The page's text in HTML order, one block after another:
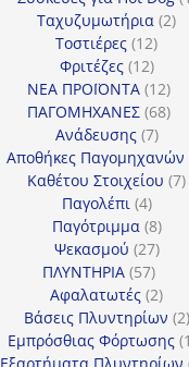
Ταχυζυμωτήρια 22
Τοστιέρες 1212
Φριτέζες 1212
ΝΕΑ ΠΡΟΪΟΝΤΑ 1212
ΠΑΓΟΜΗΧΑΝΕΣ 6868
Ανάδευσης 77
Αποθήκες Παγομηχανών
Καθέτου Στοιχείου 77
Παγολέπι 44
Παγότριμμα 88
Ψεκασμού 2727
ΠΛΥΝΤΗΡΙΑ 5757
Αφαλατωτές 22
Βάσεις Πλυντηρίων 22
Εμπρόσθιας Φόρτωσης
Εξαρτήματα Πλυντηρίων